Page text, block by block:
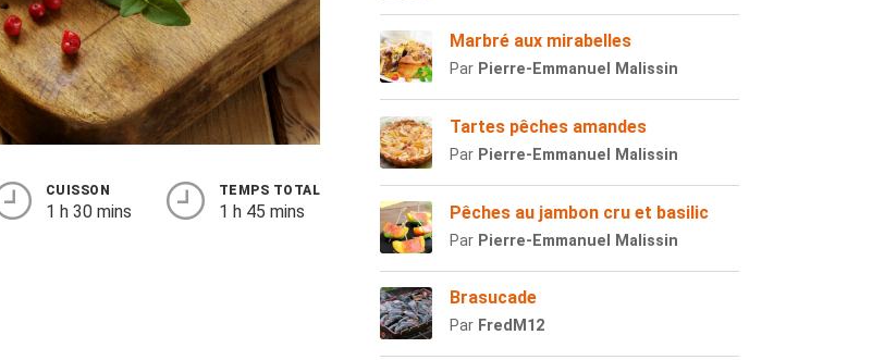
CUISSON
1 h 30 mins
TEMPS TOTAL
1 h 45 mins
Marbré aux mirabelles
Par Pierre-Emmanuel Malissin
Tartes pêches amandes
Par Pierre-Emmanuel Malissin
Pêches au jambon cru et basilic
Par Pierre-Emmanuel Malissin
Brasucade
Par FredM12